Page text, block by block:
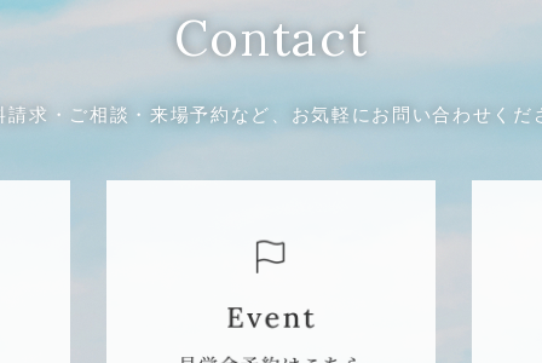
Contact
請求・ご相談・来場予約など、 お気軽にお問い合わせくだ